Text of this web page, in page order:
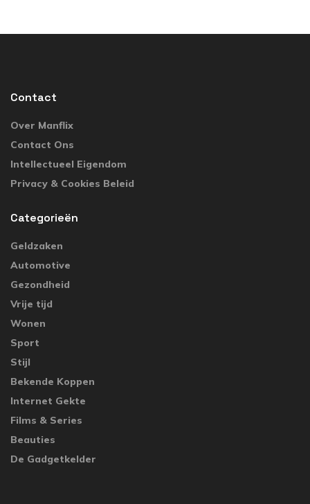
Contact
Over Manflix
Contact Ons
Intellectueel Eigendom
Privacy & Cookies Beleid
Categorieën
Geldzaken
Automotive
Gezondheid
Vrije tijd
Wonen
Sport
Stijl
Bekende Koppen
Internet Gekte
Films & Series
Beauties
De Gadgetkelder